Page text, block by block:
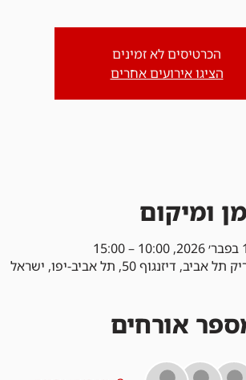
הכרטיסים לא זמינים
הציגו אירועים אחרים
ומיקום
תל אביב, דיזנגוף 50, תל אביב-יפו, ישראל
אורחים